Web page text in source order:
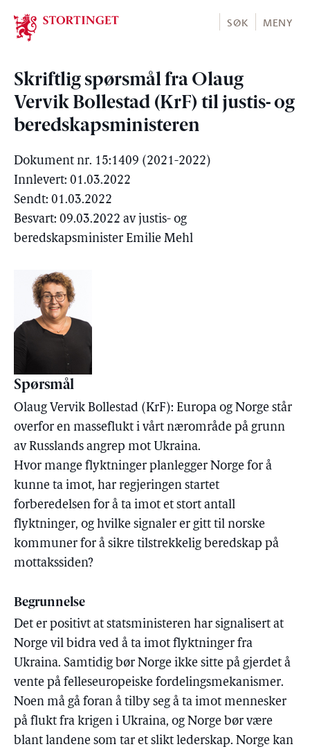
Stortinget.no
SØK MENY
Skriftlig spørsmål fra Olaug
Vervik Bollestad (KrF) til justis- og
beredskapsministeren
Dokument nr. 15:1409 (2021-2022)
Innlevert: 01.03.2022
Sendt: 01.03.2022
Besvart: 09.03.2022 av justis- og
beredskapsminister Emilie Mehl
Spørsmål
Olaug Vervik Bollestad (KrF): Europa og Norge står
overfor en masseflukt i vårt nærområde på grunn
av Russlands angrep mot Ukraina.
Hvor mange flyktninger planlegger Norge for å
kunne ta imot, har regjeringen startet
forberedelsen for å ta imot et stort antall
flyktninger, og hvilke signaler er gitt til norske
kommuner for å sikre tilstrekkelig beredskap på
mottakssiden?
Begrunnelse
Det er positivt at statsministeren har signalisert at
Norge vil bidra ved å ta imot flyktninger fra
Ukraina. Samtidig bør Norge ikke sitte på gjerdet å
vente på felleseuropeiske fordelingsmekanismer.
Noen må gå foran å tilby seg å ta imot mennesker
på flukt fra krigen i Ukraina, og Norge bør være
blant landene som tar et slikt lederskap. Norge kan